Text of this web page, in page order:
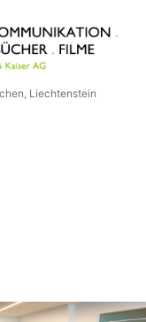
Liechtenstein